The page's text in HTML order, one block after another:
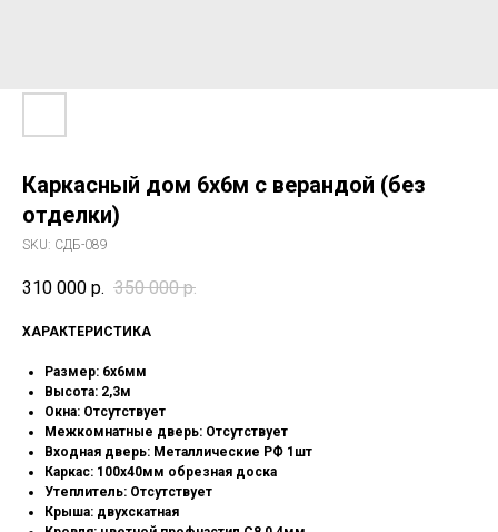
Каркасный дом 6х6м с верандой (без
отделки)
SKU: СДБ-089
310 000 р. 350 000 р.
XAРАКТЕРИСТИКА
Размер: 6х6мм
Высота: 2,3м
Окна: Отсутствует
Межкомнатные дверь: Отсутствует
Входная дверь: Металлические РФ 1шт
Каркас: 100х40мм обрезная доска
Утеплитель: Отсутствует
Крыша: двухскатная